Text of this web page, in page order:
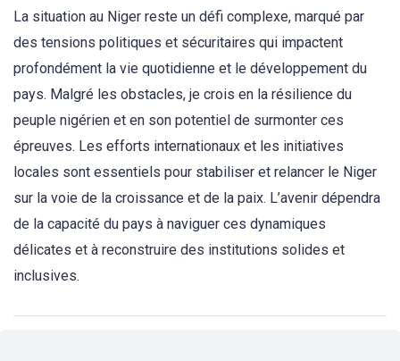
La situation au Niger reste un défi complexe, marqué par
des tensions politiques et sécuritaires qui impactent
profondément la vie quotidienne et le développement du
pays. Malgré les obstacles, je crois en la résilience du
peuple nigérien et en son potentiel de surmonter ces
épreuves. Les efforts internationaux et les initiatives
locales sont essentiels pour stabiliser et relancer le Niger
sur la voie de la croissance et de la paix. L’avenir dépendra
de la capacité du pays à naviguer ces dynamiques
délicates et à reconstruire des institutions solides et
inclusives.